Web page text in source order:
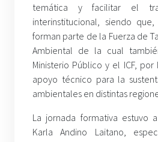
temática y facilitar el
interinstitucional, siendo que,
forman parte de la Fuerza de
Ambiental de la cual
Ministerio Público y el ICF,
apoyo técnico para la
ambientales en distintas
La jornada formativa estuvo
Karla Andino Laitano,